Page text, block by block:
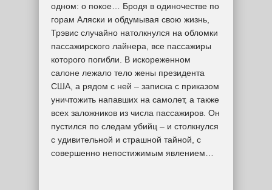
одном: о покое… Бродя в одиночестве по
горам Аляски и обдумывая свою жизнь,
Трэвис случайно натолкнулся на обломки
пассажирского лайнера, все пассажиры
которого погибли. В искореженном
салоне лежало тело жены президента
США, а рядом с ней – записка с приказом
уничтожить напавших на самолет, а также
всех заложников из числа пассажиров. Он
пустился по следам убийц – и столкнулся
с удивительной и страшной тайной, с
совершенно непостижимым явлением…